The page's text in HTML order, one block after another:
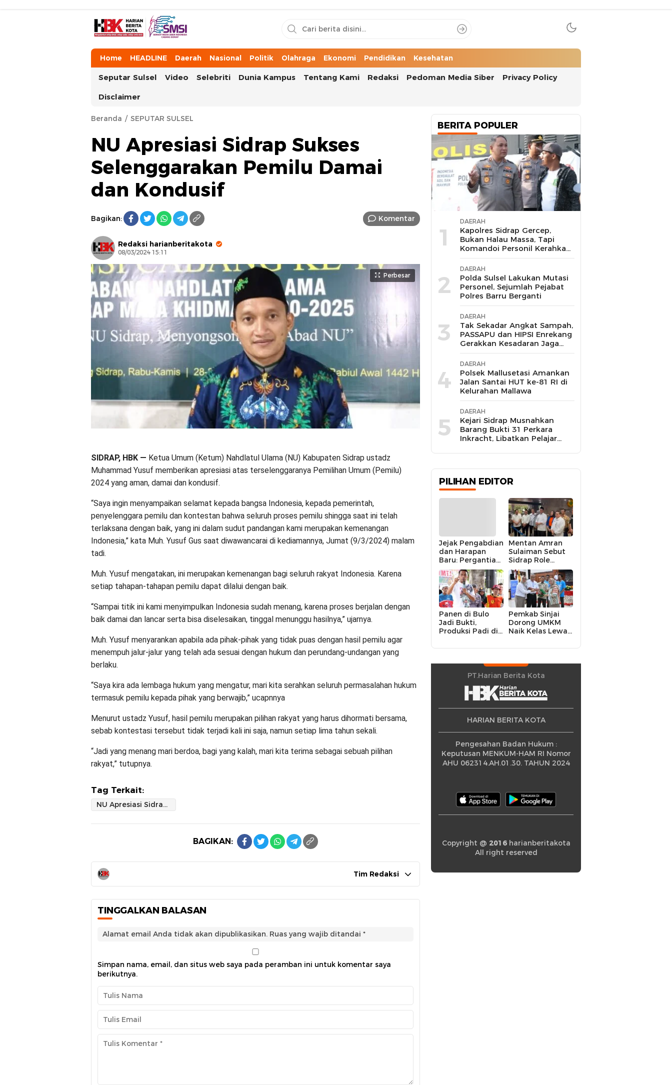
HarianBeritaKota
Mengabarkan Setiap Detil, Sudut, dan Cerita Kota
Home HEADLINE Daerah Nasional Politik Olahraga Ekonomi Pendidikan Kesehatan
Seputar Sulsel Video Selebriti Dunia Kampus Tentang Kami Redaksi Pedoman Media Siber Privacy Policy
Disclaimer
Beranda SEPUTAR SULSEL
NU Apresiasi Sidrap Sukses
Selenggarakan Pemilu Damai
dan Kondusif
Bagikan: Komentar
Redaksi harianberitakota
08/03/2024 15:11
Perbesar
SIDRAP, HBK — Ketua Umum (Ketum) Nahdlatul Ulama (NU) Kabupaten Sidrap ustadz
Muhammad Yusuf memberikan apresiasi atas terselenggaranya Pemilihan Umum (Pemilu)
2024 yang aman, damai dan kondusif.
“Saya ingin menyampaikan selamat kepada bangsa Indonesia, kepada pemerintah,
penyelenggara pemilu dan kontestan bahwa seluruh proses pemilu shingga saat ini telah
terlaksana dengan baik, yang ini dalam sudut pandangan kami merupakan kemenangan
Indonesia,” kata Muh. Yusuf Gus saat diwawancarai di kediamannya, Jumat (9/3/2024) malam
tadi.
Muh. Yusuf mengatakan, ini merupakan kemenangan bagi seluruh rakyat Indonesia. Karena
setiap tahapan-tahapan pemilu dapat dilalui dengan baik.
“Sampai titik ini kami menyimpulkan Indonesia sudah menang, karena proses berjalan dengan
baik damai dan lancar serta bisa diselesaikan, tinggal menunggu hasilnya,” ujarnya.
Muh. Yusuf menyarankan apabila ada pihak-pihak yang tidak puas dengan hasil pemilu agar
menempuh jalur-jalur yang telah ada sesuai dengan hukum dan perundang-undangan yang
berlaku.
“Saya kira ada lembaga hukum yang mengatur, mari kita serahkan seluruh permasalahan hukum
termasuk pemilu kepada pihak yang berwajib,” ucapnnya
Menurut ustadz Yusuf, hasil pemilu merupakan pilihan rakyat yang harus dihormati bersama,
sebab kontestasi tersebut tidak terjadi kali ini saja, namun setiap lima tahun sekali.
“Jadi yang menang mari berdoa, bagi yang kalah, mari kita terima sebagai sebuah pilihan
rakyat,” tutupnya.
Tag Terkait:
NU Apresiasi Sidrap Sukses Selenggarakan Pemilu Damai dan Kondusif
BAGIKAN:
Tim Redaksi
TINGGALKAN BALASAN
Alamat email Anda tidak akan dipublikasikan. Ruas yang wajib ditandai *
Simpan nama, email, dan situs web saya pada peramban ini untuk komentar saya
berikutnya.
BERITA POPULER
1
DAERAH
Kapolres Sidrap Gercep,
Bukan Halau Massa, Tapi
Komandoi Personil Kerahkan
Water Canon Aliri Sawah
Petani
2
DAERAH
Polda Sulsel Lakukan Mutasi
Personel, Sejumlah Pejabat
Polres Barru Berganti
3
DAERAH
Tak Sekadar Angkat Sampah,
PASSAPU dan HIPSI Enrekang
Gerakkan Kesadaran Jaga
Ruang Publik
4
DAERAH
Polsek Mallusetasi Amankan
Jalan Santai HUT ke-81 RI di
Kelurahan Mallawa
5
DAERAH
Kejari Sidrap Musnahkan
Barang Bukti 31 Perkara
Inkracht, Libatkan Pelajar
Narkoba
PILIHAN EDITOR
Jejak Pengabdian
dan Harapan
Baru: Pergantian
Kapolres Sidrap
dalam Perspektif
Karier Dua
Perwira
Mentan Amran
Sulaiman Sebut
Sidrap Role
Model Nasional
dalam Menjaga
Stabilitas Harga
Telur
Panen di Bulo
Jadi Bukti,
Produksi Padi di
Kecamatan
Rekor
Peningkatan
Pemkab Sinjai
Dorong UMKM
Naik Kelas Lewat
Strategis
PT.Harian Berita Kota
HARIAN BERITA KOTA
Pengesahan Badan Hukum :
Keputusan MENKUM-HAM RI Nomor
AHU 062314.AH.01.30. TAHUN 2024
Copyright @ 2016harianberitakota
All right reserved